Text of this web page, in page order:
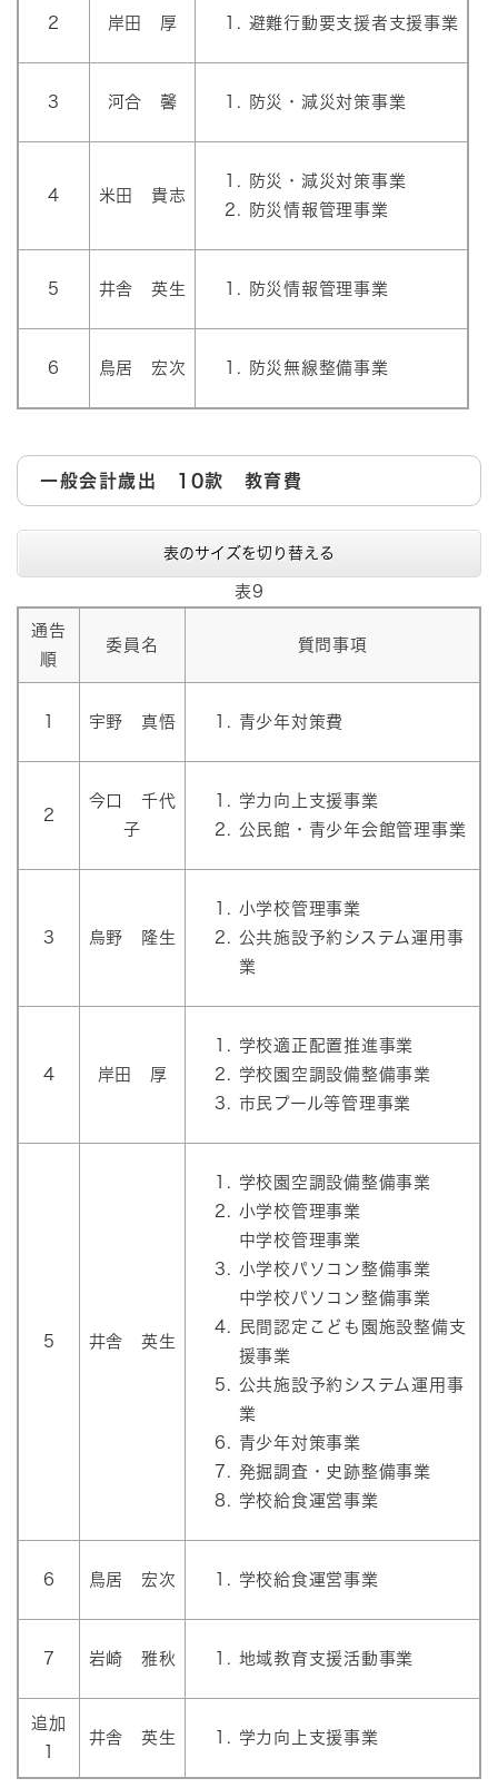
2 岸田 厚 避難行動要支援者支援事業
3 河合 馨 防災・減災対策事業
4 米田 貴志
防災・減災対策事業
防災情報管理事業
5 井舎 英生 防災情報管理事業
6 鳥居 宏次 防災無線整備事業
一般会計歳出 10款 教育費
表のサイズを切り替える
表9
通告
順
委員名 質問事項
宇野 真悟 青少年対策費
2
今口 千代
子
学力向上支援事業
公民館・青少年会館管理事業
3 烏野 隆生
小学校管理事業
公共施設予約システム運用事
業
4 岸田 厚
学校適正配置推進事業
学校園空調設備整備事業
市民プール等管理事業
5 井舎 英生
学校園空調設備整備事業
小学校管理事業
中学校管理事業
小学校パソコン整備事業
中学校パソコン整備事業
民間認定こども園施設整備支
援事業
公共施設予約システム運用事
業
青少年対策事業
発掘調査・史跡整備事業
学校給食運営事業
6 鳥居 宏次 学校給食運営事業
7 岩崎 雅秋 地域教育支援活動事業
追加
井舎 英生 学力向上支援事業